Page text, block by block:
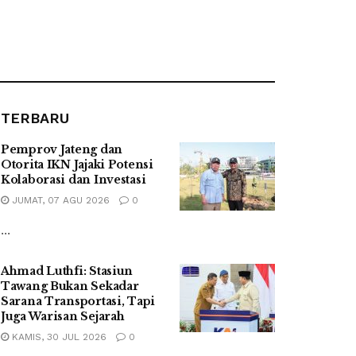
TERBARU
Pemprov Jateng dan
Otorita IKN Jajaki Potensi
Kolaborasi dan Investasi
JUMAT, 07 AGU 2026 0
...
Ahmad Luthfi: Stasiun
Tawang Bukan Sekadar
Sarana Transportasi, Tapi
Juga Warisan Sejarah
KAMIS, 30 JUL 2026 0